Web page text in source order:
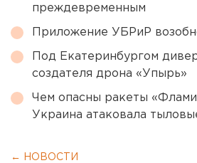
преждевременным
Приложение УБРиР
Под Екатеринбургом
создателя дрона «Упырь»
Чем опасны ракеты
Украина атаковала
← НОВОСТИ